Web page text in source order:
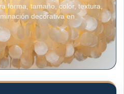
forma, tamaño, color, textura,
decorativa en